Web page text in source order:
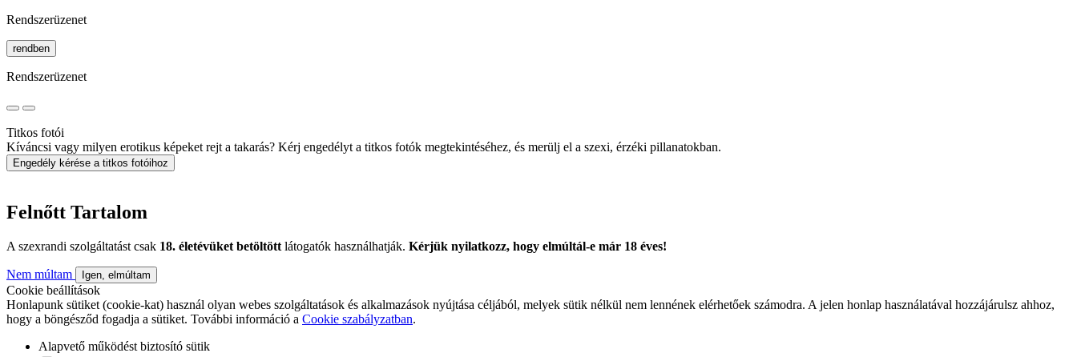
Rendszerüzenet
rendben
Rendszerüzenet
Titkos fotói
Kíváncsi vagy milyen erotikus képeket rejt a takarás? Kérj engedélyt a titkos fotók megtekintéséhez, és merülj el a szexi, érzéki pillanatokban.
Engedély kérése a titkos fotóihoz
Felnőtt Tartalom
A szexrandi szolgáltatást csak 18. életévüket betöltött látogatók használhatják. Kérjük nyilatkozz, hogy elmúltál-e már 18 éves!
Nem múltam Igen, elmúltam
Cookie beállítások
Honlapunk sütiket (cookie-kat) használ olyan webes szolgáltatások és alkalmazások nyújtása céljából, melyek sütik nélkül nem lennének elérhetőek számodra. A jelen honlap használatával hozzájárulsz ahhoz,
hogy a böngésződ fogadja a sütiket. További információ a Cookie szabályzatban.
Alapvető működést biztosító sütik